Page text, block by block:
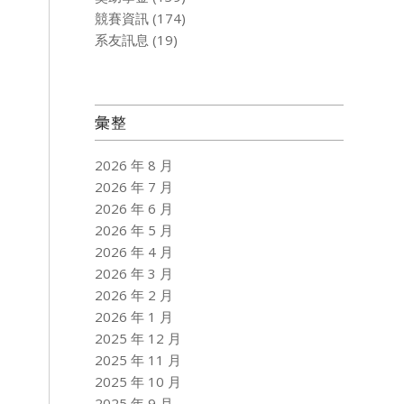
競賽資訊 (174)
系友訊息 (19)
彙整
2026 年 8 月
2026 年 7 月
2026 年 6 月
2026 年 5 月
2026 年 4 月
2026 年 3 月
2026 年 2 月
2026 年 1 月
2025 年 12 月
2025 年 11 月
2025 年 10 月